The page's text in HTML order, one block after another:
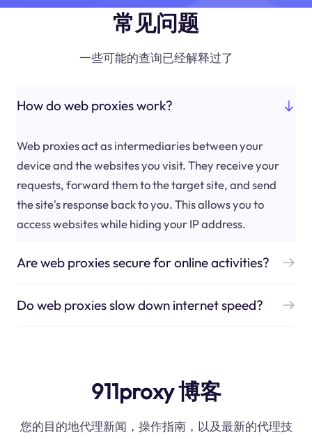
常见问题
一些可能的查询已经解释过了
How do web proxies work?
Web proxies act as intermediaries between your
device and the websites you visit. They receive your
requests, forward them to the target site, and send
the site's response back to you. This allows you to
access websites while hiding your IP address.
Are web proxies secure for online activities?
Do web proxies slow down internet speed?
911proxy 博客
您的目的地代理新闻，操作指南，以及最新的代理技